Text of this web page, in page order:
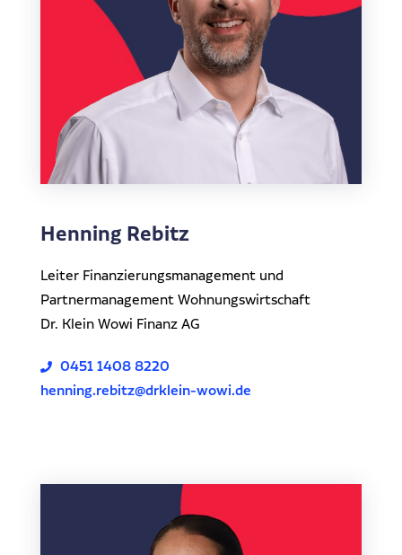
Henning Rebitz
Leiter Finanzierungsmanagement und
Partnermanagement Wohnungswirtschaft
Dr. Klein Wowi Finanz AG
0451 1408 8220
henning.rebitz@drklein-wowi.de